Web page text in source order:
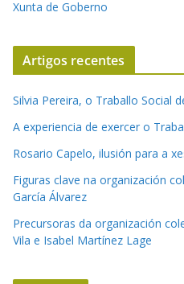
Xunta de Goberno
Artigos recentes
Silvia Pereira, o Traballo Social
A experiencia de exercer o
Rosario Capelo, ilusión para a
Figuras clave na organización
García Álvarez
Precursoras da organización
Vila e Isabel Martínez Lage